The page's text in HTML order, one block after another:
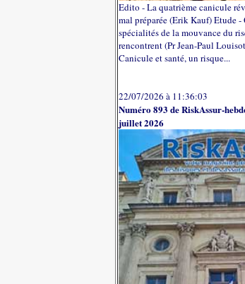
Edito - La quatrième canicule
mal préparée (Erik Kauf) Etude -
spécialités de la mouvance du
rencontrent (Pr Jean-Paul
Canicule et santé, un risque...
22/07/2026 à 11:36:03
Numéro 893 de RiskAssur-
juillet 2026